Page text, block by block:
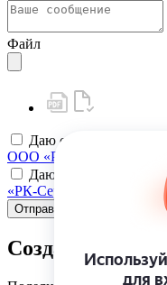
Файл
Даю своё
согласие
ООО «РК-Сервис»
Даю своё
согласие
«РК-Сервис»
Отправить
Создать карту